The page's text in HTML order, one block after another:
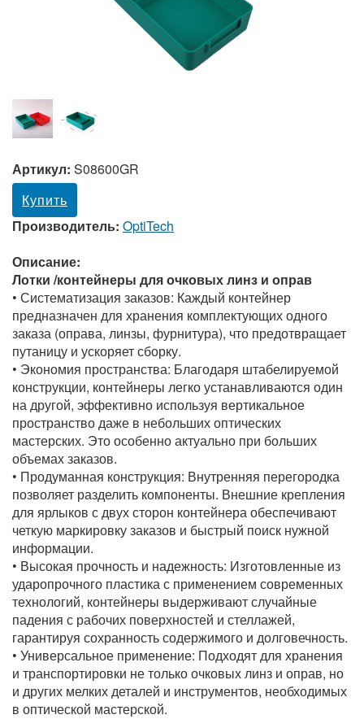
Артикул: S08600GR
Купить
Производитель: OptiTech
Описание:
Лотки /контейнеры для очковых линз и оправ
• Систематизация заказов: Каждый контейнер
предназначен для хранения комплектующих одного
заказа (оправа, линзы, фурнитура), что предотвращает
путаницу и ускоряет сборку.
• Экономия пространства: Благодаря штабелируемой
конструкции, контейнеры легко устанавливаются один
на другой, эффективно используя вертикальное
пространство даже в небольших оптических
мастерских. Это особенно актуально при больших
объемах заказов.
• Продуманная конструкция: Внутренняя перегородка
позволяет разделить компоненты. Внешние крепления
для ярлыков с двух сторон контейнера обеспечивают
четкую маркировку заказов и быстрый поиск нужной
информации.
• Высокая прочность и надежность: Изготовленные из
ударопрочного пластика с применением современных
технологий, контейнеры выдерживают случайные
падения с рабочих поверхностей и стеллажей,
гарантируя сохранность содержимого и долговечность.
• Универсальное применение: Подходят для хранения
и транспортировки не только очковых линз и оправ, но
и других мелких деталей и инструментов, необходимых
в оптической мастерской.